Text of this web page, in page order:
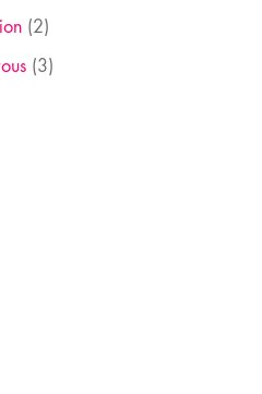
(2)
(3)